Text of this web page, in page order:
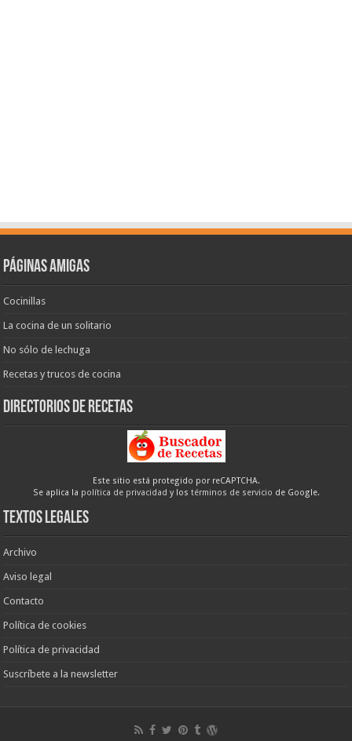
Páginas amigas
Cocinillas
La cocina de un solitario
No sólo de lechuga
Recetas y trucos de cocina
Directorios de recetas
Este sitio está protegido por reCAPTCHA.
Se aplica la política de privacidad y los términos de servicio de Google.
Textos legales
Archivo
Aviso legal
Contacto
Política de cookies
Política de privacidad
Suscríbete a la newsletter